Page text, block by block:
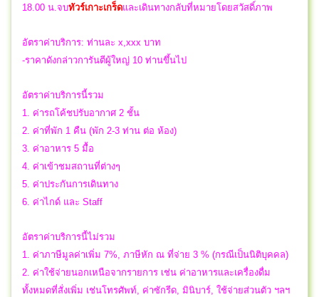
18.00 น.จบทัวร์เกาะเกร็ดและเดินทางกลับที่หมายโดยสวัสดิ์ภาพ
อัตราค่าบริการ: ท่านละ x,xxx บาท
-ราคาดังกล่าวการันตีผู้ใหญ่ 10 ท่านขึ้นไป
อัตราค่าบริการนี้รวม
1. ค่ารถโค้ชปรับอากาศ 2 ชั้น
2. ค่าที่พัก 1 คืน (พัก 2-3 ท่าน ต่อ ห้อง)
3. ค่าอาหาร 5 มื้อ
4. ค่าเข้าชมสถานที่ต่างๆ
5. ค่าประกันการเดินทาง
6. ค่าไกด์ และ Staff
อัตราค่าบริการนี้ไม่รวม
1. ค่าภาษีมูลค่าเพิ่ม 7%, ภาษีหัก ณ ที่จ่าย 3 % (กรณีเป็นนิติบุคคล)
2. ค่าใช้จ่ายนอกเหนือจากรายการ เช่น ค่าอาหารและเครื่องดื่ม
ทั้งหมดที่สั่งเพิ่ม เช่นโทรศัพท์, ค่าซักรีด, มินิบาร์, ใช้จ่ายส่วนตัว ฯลฯ